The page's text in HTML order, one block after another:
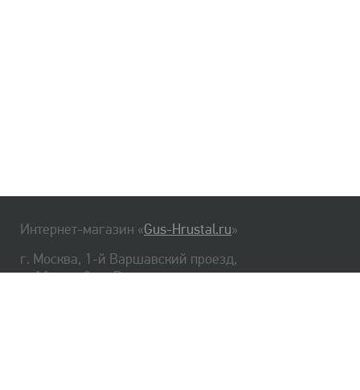
Интернет-магазин «Gus-Hrustal.ru»
г. Москва, 1-й Варшавский проезд,
д. 1А, стр. 3, м. Варшавская